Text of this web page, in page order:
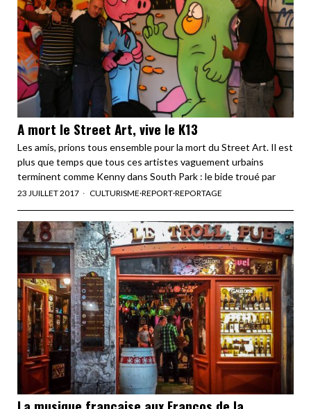
A mort le Street Art, vive le K13
Les amis, prions tous ensemble pour la mort du Street Art. Il est
plus que temps que tous ces artistes vaguement urbains
terminent comme Kenny dans South Park : le bide troué par
23 JUILLET 2017 CULTURISME·REPORT·REPORTAGE